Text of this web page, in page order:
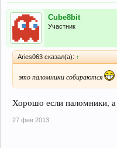
Cube8bit
Участник
Aries063 сказал(а): ↑
это паломники собираются
Хорошо если паломники,
27 фев 2013